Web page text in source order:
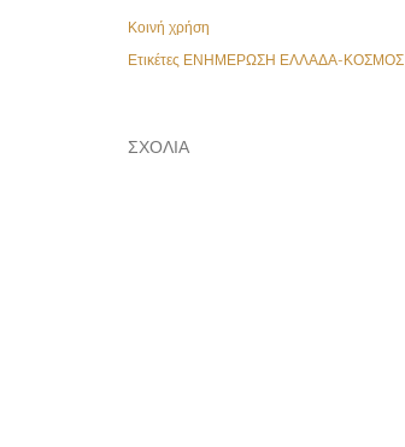
Κοινή χρήση
Ετικέτες ΕΝΗΜΕΡΩΣΗ ΕΛΛΑΔΑ-ΚΟΣΜΟΣ
ΣΧΌΛΙΑ